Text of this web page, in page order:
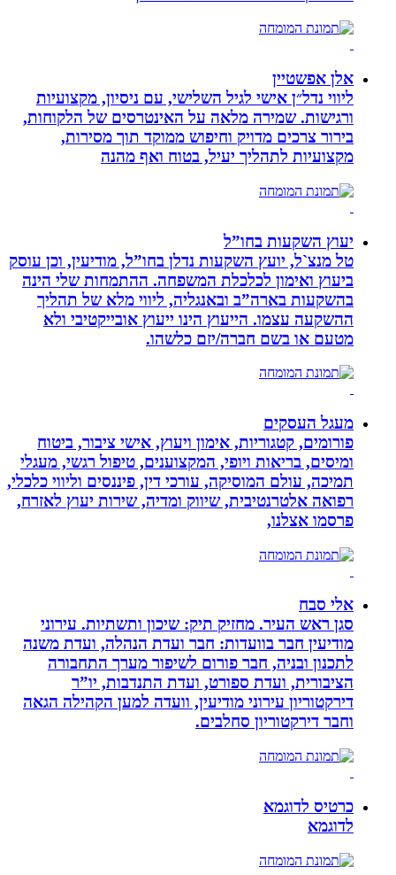
אלן אפשטיין
ליווי נדל״ן אישי לגיל השלישי, עם ניסיון, מקצועיות
ורגישות. שמירה מלאה על האינטרסים של הלקוחות,
בירור צרכים מדויק וחיפוש ממוקד תוך מסירות,
מקצועיות לתהליך יעיל, בטוח ואף מהנה
יעוץ השקעות בחו”ל
טל מנצ`ל, יועץ השקעות נדלן בחו”ל, מודיעין, וכן עוסק
ביעוץ ואימון לכלכלת המשפחה. ההתמחות שלי הינה
בהשקעות בארה”ב ובאנגליה, ליווי מלא של תהליך
ההשקעה עצמו. הייעוץ הינו ייעוץ אובייקטיבי ולא
מטעם או בשם חברה/יזם כלשהו.
מעגל העסקים
פורומים, קטגוריות, אימון ויעוץ, אישי ציבור, ביטוח
ומיסים, בריאות ויופי, המקצוענים, טיפול רגשי, מעגלי
תמיכה, עולם המוסיקה, עורכי דין, פיננסים וליווי כלכלי,
רפואה אלטרנטיבית, שיווק ומדיה, שירות יעוץ לאזרח,
פרסמו אצלנו,
אלי סבח
סגן ראש העיר. מחזיק תיק: שיכון ותשתיות. עירוני
מודיעין חבר בוועדות: חבר ועדת הנהלה, ועדת משנה
לתכנון ובניה, חבר פורום לשיפור מערך התחבורה
הציבורית, ועדת ספורט, ועדת התנדבות, יו”ר
דירקטוריון עירוני מודיעין, וועדה למען הקהילה הגאה
וחבר דירקטוריון סחלבים.
כרטיס לדוגמא
לדוגמא